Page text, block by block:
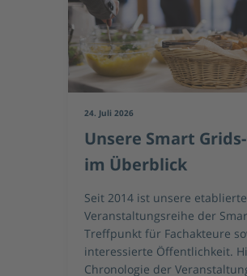
23. Juli 2026
Rückblick: Smart
Gespräche
Juli 2026
Wie machen wir unsere
resilient gegen hybride